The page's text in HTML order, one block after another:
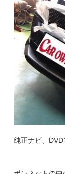
純正ナビ、